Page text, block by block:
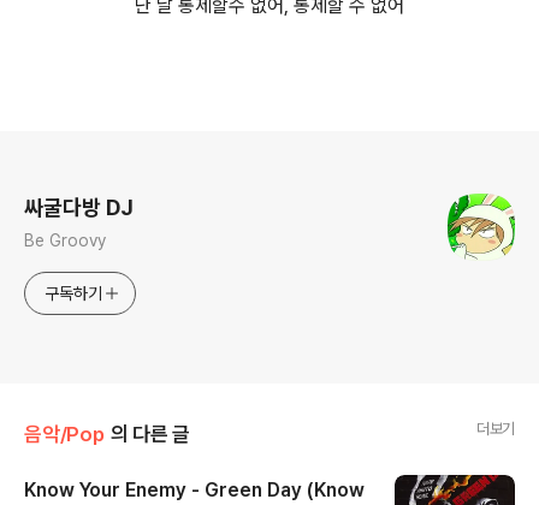
난 날 통제할수 없어, 통제할 수 없어
싸굴다방 DJ
Be Groovy
구독하기
음악/Pop 의 다른 글 더보기
Know Your Enemy - Green Day (Know